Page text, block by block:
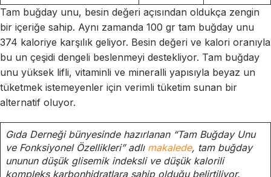
Tam buğday unu, besin değeri açısından oldukça zengin
bir içeriğe sahip. Aynı zamanda 100 gr tam buğday unu
374 kaloriye karşılık geliyor. Besin değeri ve kalori oranıyla
bu un çeşidi dengeli beslenmeyi destekliyor. Tam buğday
unu yüksek lifli, vitaminli ve mineralli yapısıyla beyaz un
tüketmek istemeyenler için verimli tüketim sunan bir
alternatif oluyor.
Gıda Derneği bünyesinde hazırlanan “Tam Buğday Unu
ve Fonksiyonel Özellikleri” adlı makalede, tam buğday
ununun düşük glisemik indeksli ve düşük kalorili
kompleks karbonhidratlara sahip olduğu belirtiliyor.